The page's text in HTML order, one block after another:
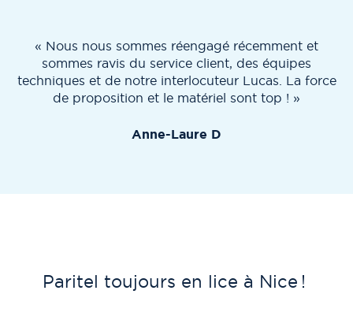
« Nous nous sommes réengagé récemment et
sommes ravis du service client, des équipes
techniques et de notre interlocuteur Lucas. La force
de proposition et le matériel sont top ! »
Anne-Laure D
Paritel toujours en lice à Nice !